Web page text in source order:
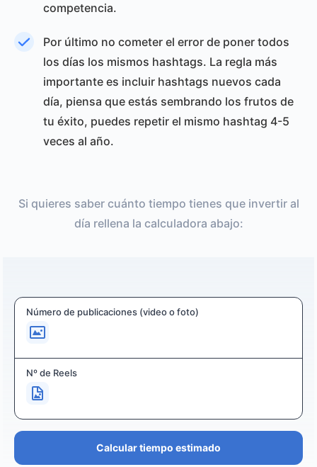
competencia.
Por último no cometer el error de poner todos
los días los mismos hashtags. La regla más
importante es incluir hashtags nuevos cada
día, piensa que estás sembrando los frutos de
tu éxito, puedes repetir el mismo hashtag 4-5
veces al año.
Si quieres saber cuánto tiempo tienes que invertir al
día rellena la calculadora abajo:
Número de publicaciones (video o foto)
Nº de Reels
Calcular tiempo estimado